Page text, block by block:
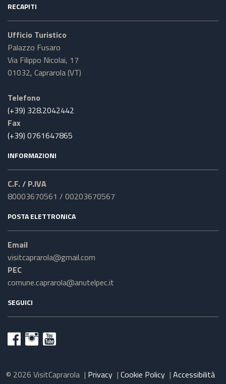
RECAPITI
Ufficio Turistico
Palazzo Fusaro
Via Filippo Nicolai, 17
01032, Caprarola (VT)
Telefono
(+39) 328.2042442
Fax
(+39) 0761647865
INFORMAZIONI
C.F. / P.IVA
80003670561 / 00203670567
POSTA ELETTRONICA
Email
visitcaprarola@gmail.com
PEC
comune.caprarola@anutelpec.it
SEGUICI
© 2026 VisitCaprarola | Privacy | Cookie Policy | Accessibilità